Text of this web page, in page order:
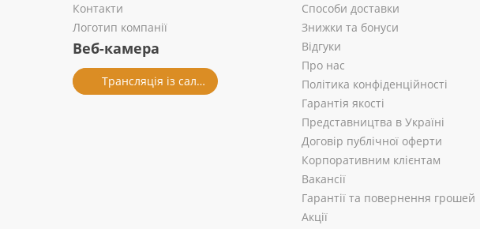
Контакти
Логотип компанії
Веб-камера
Трансляція із салону
Способи доставки
Знижки та бонуси
Відгуки
Про нас
Політика конфіденційності
Гарантія якості
Представництва в Україні
Договір публічної оферти
Корпоративним клієнтам
Вакансії
Гарантії та повернення грошей
Акції